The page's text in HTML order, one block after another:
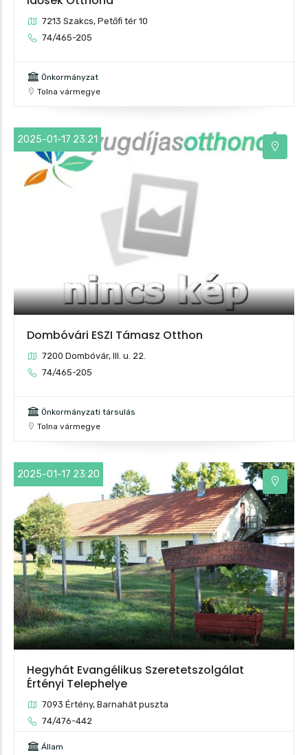
7213 Szakcs, Petőfi tér 10
74/465-205
Önkormányzat
Tolna vármegye
Dombóvári ESZI Támasz Otthon
7200 Dombóvár, III. u. 22.
74/465-205
2025-01-17 23:21
Önkormányzati társulás
Tolna vármegye
Hegyhát Evangélikus Szeretetszolgálat
Értényi Telephelye
7093 Értény, Barnahát puszta
74/476-442
2025-01-17 23:20
Állam